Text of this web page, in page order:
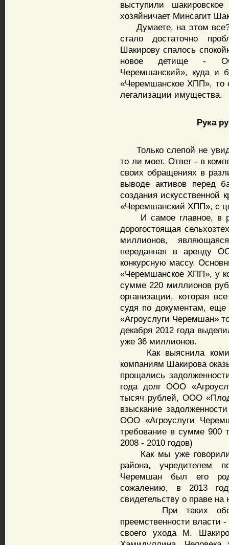
выступили
хозяйничает Минсагит
Думаете, на этом
стало достаточно
Шакирову спалось
новое детище - ООО
Черемшанский», куда и
«Черемшанское ХПП», то
легализации имущества.
Рука
Только слепой не
то ли моет. Ответ - в
своих обращениях в
выводе активов перед
создания искусственной
«Черемшанский ХПП», с
И самое главное, в
дорогостоящая
миллионов,
переданная в аренду
конкурсную массу.
«Черемшанское ХПП», у
сумме 220 миллионов
организации, которая
судя по документам,
«Агроуслуги Черемшан»
декабря 2012 года
уже 36 миллионов.
Как выяснила
компаниям Шакирова
прощались
года долг ООО
тысяч рублей, ООО
взыскание
ООО «Агроуслуги
требование в сумме 900
2008 - 2010 годов)
Как мы уже говорили,
района, учредителем
Черемшан был его
сожалению, в 2013
свидетельству о праве
При таких
преемственности власти
своего ухода М.